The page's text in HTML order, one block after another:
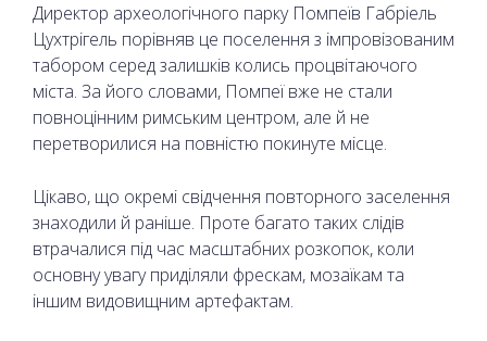
Директор археологічного парку Помпеїв Габріель
Цухтрігель порівняв це поселення з імпровізованим
табором серед залишків колись процвітаючого
міста. За його словами, Помпеї вже не стали
повноцінним римським центром, але й не
перетворилися на повністю покинуте місце.
Цікаво, що окремі свідчення повторного заселення
знаходили й раніше. Проте багато таких слідів
втрачалися під час масштабних розкопок, коли
основну увагу приділяли фрескам, мозаїкам та
іншим видовищним артефактам.